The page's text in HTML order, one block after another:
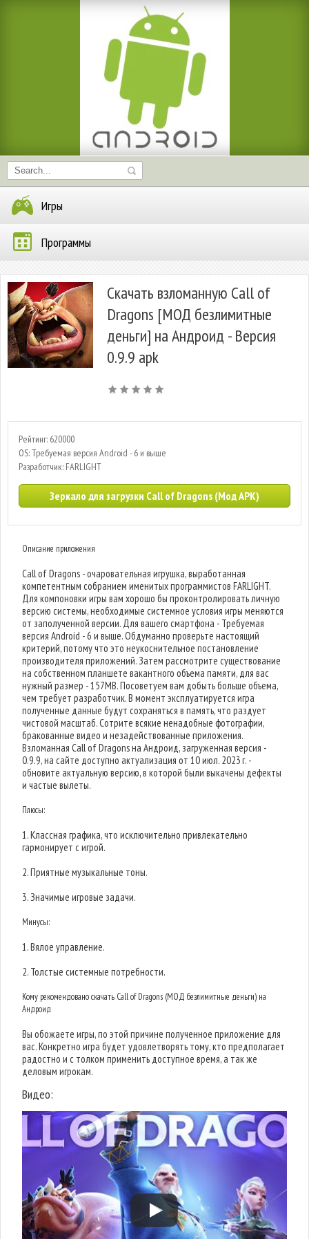
Игры
Программы
Скачать взломанную Call of
Dragons [МОД безлимитные
деньги] на Андроид - Версия
0.9.9 apk
Рейтинг: 620000
OS: Требуемая версия Android - 6 и выше
Разработчик: FARLIGHT
Зеркало для загрузки Call of Dragons (Мод APK)
Описание приложения
Call of Dragons - очаровательная игрушка, выработанная
компетентным собранием именитых программистов FARLIGHT.
Для компоновки игры вам хорошо бы проконтролировать личную
версию системы, необходимые системное условия игры меняются
от заполученной версии. Для вашего смартфона - Требуемая
версия Android - 6 и выше. Обдуманно проверьте настоящий
критерий, потому что это неукоснительное постановление
производителя приложений. Затем рассмотрите существование
на собственном планшете вакантного объема памяти, для вас
нужный размер - 157MB. Посоветуем вам добыть больше объема,
чем требует разработчик. В момент эксплуатируется игра
полученные данные будут сохраняться в память, что раздует
чистовой масштаб. Сотрите всякие ненадобные фотографии,
бракованные видео и незадействованные приложения.
Взломанная Call of Dragons на Андроид, загруженная версия -
0.9.9, на сайте доступно актуализация от 10 июл. 2023 г. -
обновите актуальную версию, в которой были выкачены дефекты
и частые вылеты.
Плюсы:
1. Классная графика, что исключительно привлекательно
гармонирует с игрой.
2. Приятные музыкальные тоны.
3. Значимые игровые задачи.
Минусы:
1. Вялое управление.
2. Толстые системные потребности.
Кому рекомендовано скачать Call of Dragons (МОД безлимитные деньги) на
Андроид
Вы обожаете игры, по этой причине полученное приложение для
вас. Конкретно игра будет удовлетворять тому, кто предполагает
радостно и с толком применить доступное время, а так же
деловым игрокам.
Видео: